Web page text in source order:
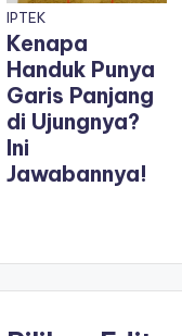
IPTEK
Kenapa
Handuk Punya
Garis Panjang
di Ujungnya?
Ini
Jawabannya!